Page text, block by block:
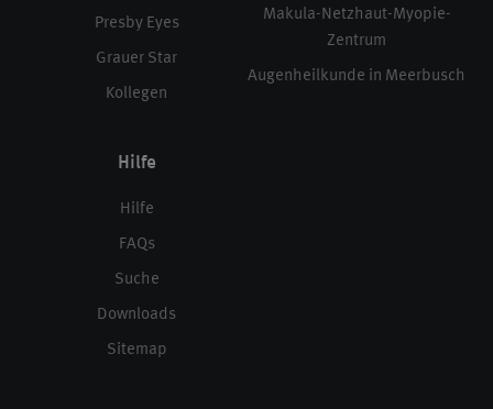
Presby Eyes
Grauer Star
Kollegen
Makula-Netzhaut-Myopie-
Zentrum
Augenheilkunde in Meerbusch
Hilfe
Hilfe
FAQs
Suche
Downloads
Sitemap